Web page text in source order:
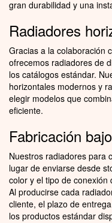
gran durabilidad y una
Radiadores
Gracias a la colaboración
ofrecemos radiadores de
los catálogos estándar.
horizontales modernos y
elegir modelos que
eficiente.
Fabricación
Nuestros radiadores para
lugar de enviarse desde
color y el tipo de
Al producirse cada
cliente, el plazo de
los productos estándar